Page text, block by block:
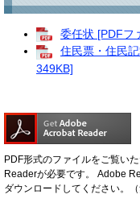
委任状 [PDFフ
住民票・住民
349KB]
PDF形式のファイルをご覧い
Readerが必要です。
Adobe
ダウンロードしてください。（